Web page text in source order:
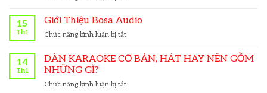
DẪN
EFFECT
FX2000
15
Th1
Giới Thiệu Bosa Audio
Chức năng bình luận bị tắtở
Thiệu
Bosa
14
Th1
DÀN KARAOKE CƠ BẢN, HÁT HAY NÊN GỒM
NHỮNG GÌ?
Chức năng bình luận bị tắtở